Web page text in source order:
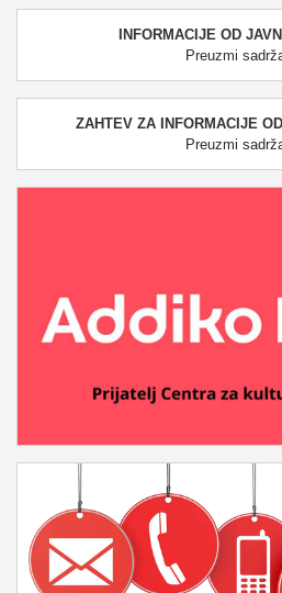
INFORMACIJE OD
Preuzmi
ZAHTEV ZA INFORMACIJE
Preuzmi